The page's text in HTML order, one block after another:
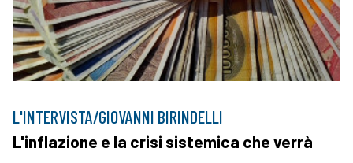
L'INTERVISTA/GIOVANNI BIRINDELLI
L'inflazione e la crisi sistemica che verrà